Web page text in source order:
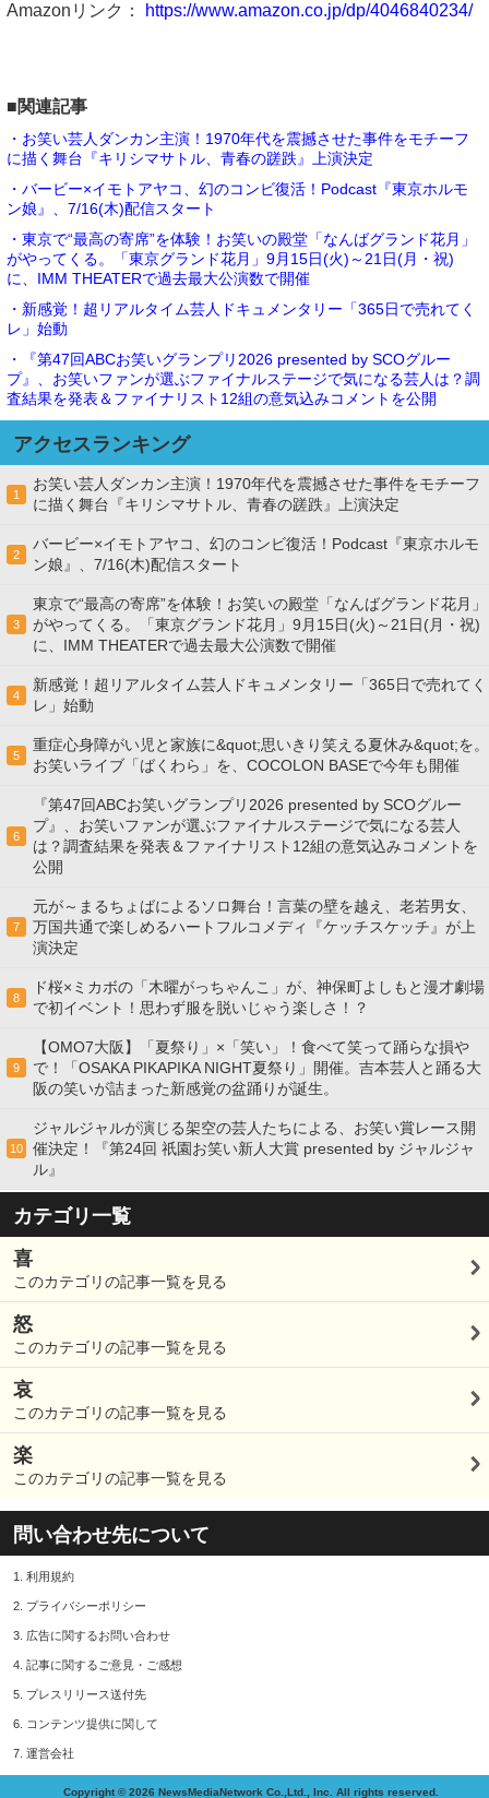
Amazonリンク：
https://www.amazon.co.jp/dp/4046840234/
■関連記事
・お笑い芸人ダンカン主演！1970年代を震撼させた事件をモチーフ
に描く舞台『キリシマサトル、青春の蹉跌』上演決定
・バービー×イモトアヤコ、幻のコンビ復活！Podcast『東京ホルモ
ン娘』、7/16(木)配信スタート
・東京で“最高の寄席”を体験！お笑いの殿堂「なんばグランド花月」
がやってくる。「東京グランド花月」9月15日(火)～21日(月・祝)
に、IMM THEATERで過去最大公演数で開催
・新感覚！超リアルタイム芸人ドキュメンタリー「365日で売れてく
レ」始動
・『第47回ABCお笑いグランプリ2026 presented by SCOグルー
プ』、お笑いファンが選ぶファイナルステージで気になる芸人は？調
査結果を発表＆ファイナリスト12組の意気込みコメントを公開
アクセスランキング
1
お笑い芸人ダンカン主演！1970年代を震撼させた事件をモチーフ
に描く舞台『キリシマサトル、青春の蹉跌』上演決定
2
バービー×イモトアヤコ、幻のコンビ復活！Podcast『東京ホルモ
ン娘』、7/16(木)配信スタート
3
東京で“最高の寄席”を体験！お笑いの殿堂「なんばグランド花月」
がやってくる。「東京グランド花月」9月15日(火)～21日(月・祝)
に、IMM THEATERで過去最大公演数で開催
4
新感覚！超リアルタイム芸人ドキュメンタリー「365日で売れてく
レ」始動
5
重症心身障がい児と家族に&quot;思いきり笑える夏休み&quot;を。
お笑いライブ「ばくわら」を、COCOLON BASEで今年も開催
6
『第47回ABCお笑いグランプリ2026 presented by SCOグルー
プ』、お笑いファンが選ぶファイナルステージで気になる芸人
は？調査結果を発表＆ファイナリスト12組の意気込みコメントを
公開
7
元が～まるちょばによるソロ舞台！言葉の壁を越え、老若男女、
万国共通で楽しめるハートフルコメディ『ケッチスケッチ』が上
演決定
8
ド桜×ミカボの「木曜がっちゃんこ」が、神保町よしもと漫才劇場
で初イベント！思わず服を脱いじゃう楽しさ！？
9
【OMO7大阪】「夏祭り」×「笑い」！食べて笑って踊らな損や
で！「OSAKA PIKAPIKA NIGHT夏祭り」開催。吉本芸人と踊る大
阪の笑いが詰まった新感覚の盆踊りが誕生。
10
ジャルジャルが演じる架空の芸人たちによる、お笑い賞レース開
催決定！『第24回 祇園お笑い新人大賞 presented by ジャルジャ
ル』
カテゴリ一覧
喜
このカテゴリの記事一覧を見る
怒
このカテゴリの記事一覧を見る
哀
このカテゴリの記事一覧を見る
楽
このカテゴリの記事一覧を見る
問い合わせ先について
1. 利用規約
2. プライバシーポリシー
3. 広告に関するお問い合わせ
4. 記事に関するご意見・ご感想
5. プレスリリース送付先
6. コンテンツ提供に関して
7. 運営会社
Copyright © 2026 NewsMediaNetwork Co.,Ltd., Inc. All rights reserved.